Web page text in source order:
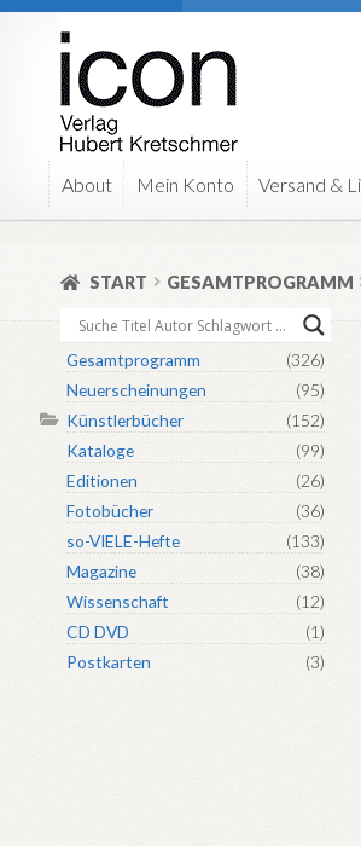
Zur
Navigation
springen
Zum
Inhalt
springen
About Mein Konto Versand &
START GESAMTPROGRAMM
Gesamtprogramm
(326)
Neuerscheinungen
(95)
Künstlerbücher
(152)
Kataloge
(99)
Editionen
(26)
Fotobücher
(36)
so-VIELE-Hefte
(133)
Magazine
(38)
Wissenschaft
(12)
CD DVD
(1)
Postkarten
(3)